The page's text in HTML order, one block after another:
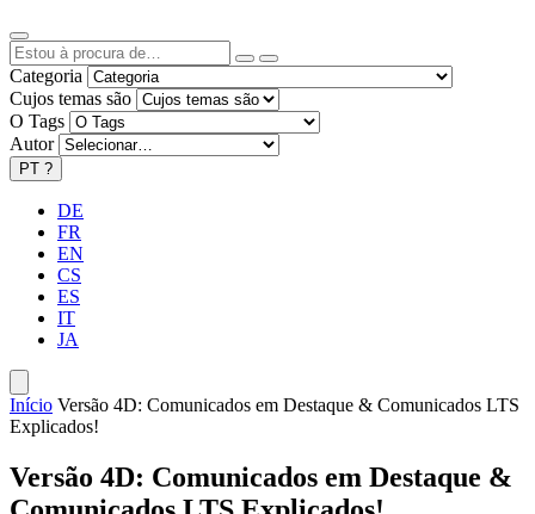
Categoria
Cujos temas são
O Tags
Autor
PT ?
DE
FR
EN
CS
ES
IT
JA
Início Versão 4D: Comunicados em Destaque & Comunicados LTS
Explicados!
Versão 4D: Comunicados em Destaque &